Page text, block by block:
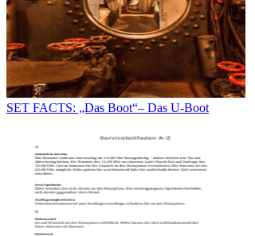
SET FACTS: „Das Boot“– Das U-Boot